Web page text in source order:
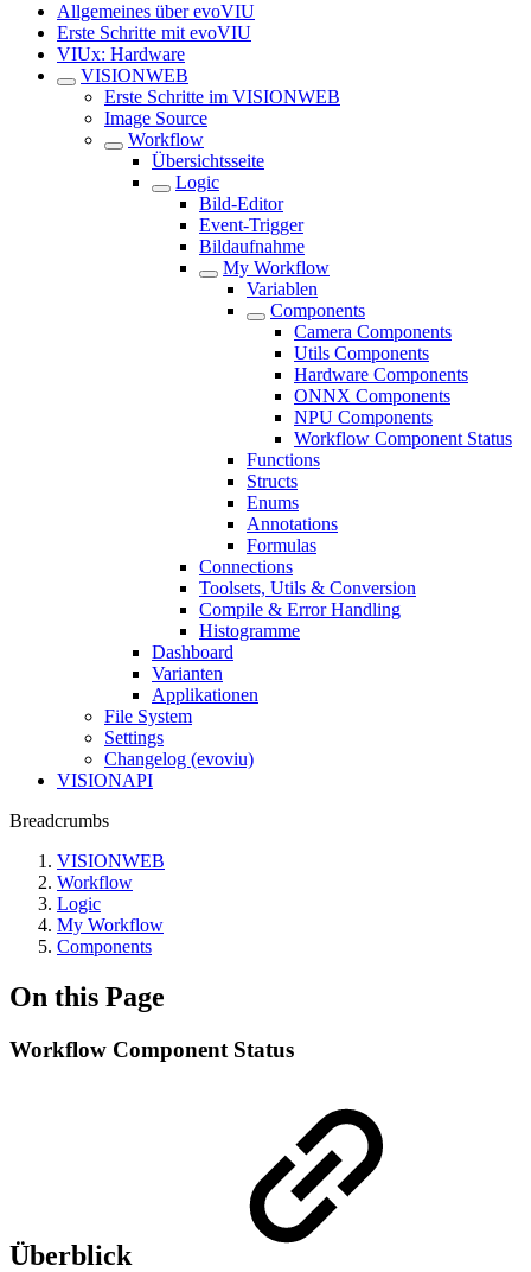
Allgemeines über evoVIU
Erste Schritte mit evoVIU
VIUx: Hardware
VISIONWEB
Erste Schritte im VISIONWEB
Image Source
Workflow
Übersichtsseite
Logic
Bild-Editor
Event-Trigger
Bildaufnahme
My Workflow
Variablen
Components
Camera Components
Utils Components
Hardware Components
ONNX Components
NPU Components
Workflow Component Status
Functions
Structs
Enums
Annotations
Formulas
Connections
Toolsets, Utils & Conversion
Compile & Error Handling
Histogramme
Dashboard
Varianten
Applikationen
File System
Settings
Changelog (evoviu)
VISIONAPI
Breadcrumbs
VISIONWEB
Workflow
Logic
My Workflow
Components
On this Page
Workflow Component Status
Überblick